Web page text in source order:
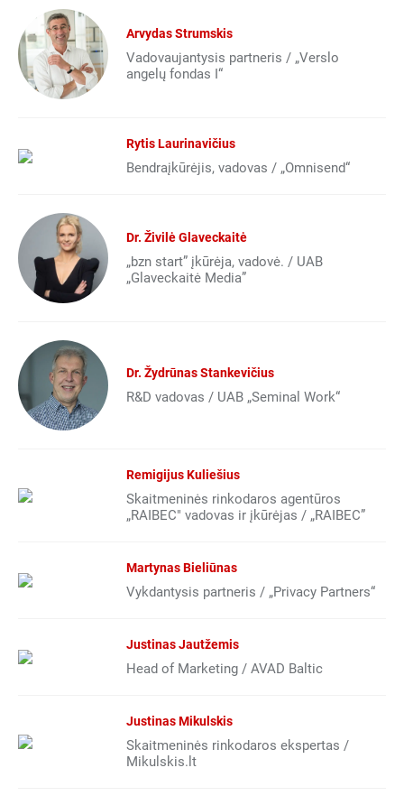
Arvydas Strumskis
Vadovaujantysis partneris / „Verslo
angelų fondas I“
Rytis Laurinavičius
Bendraįkūrėjis, vadovas / „Omnisend“
Dr. Živilė Glaveckaitė
„bzn start” įkūrėja, vadovė. / UAB
„Glaveckaitė Media”
Dr. Žydrūnas Stankevičius
R&D vadovas / UAB „Seminal Work“
Remigijus Kuliešius
Skaitmeninės rinkodaros agentūros
„RAIBEC" vadovas ir įkūrėjas / „RAIBEC”
Martynas Bieliūnas
Vykdantysis partneris / „Privacy Partners“
Justinas Jautžemis
Head of Marketing / AVAD Baltic
Justinas Mikulskis
Skaitmeninės rinkodaros ekspertas /
Mikulskis.lt